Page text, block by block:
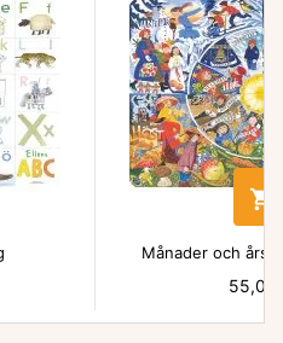

Månader och
Pris
55,00